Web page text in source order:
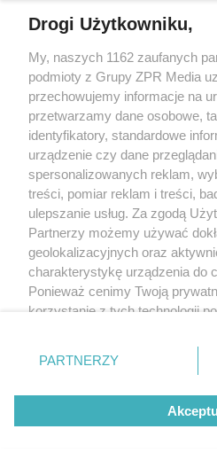
Drogi Użytkowniku,
My, naszych 1162 zaufanych
podmioty z Grupy ZPR Media
przechowujemy informacje na
przetwarzamy dane osobowe,
identyfikatory, standardowe
urządzenie czy dane
spersonalizowanych reklam,
treści, pomiar reklam i treści,
ulepszanie usług. Za zgodą
Partnerzy możemy używać
geolokalizacyjnych oraz
charakterystykę urządzenia do
Ponieważ cenimy Twoją
korzystanie z tych technologii
zmienić/wycofać klikając
znajdujący się w lewym dolnym
rodzaje przetwarzania danych
użytkownika, ale masz prawo
przetwarzaniu. Preferencje
PARTNERZY